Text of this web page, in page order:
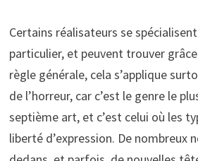
Certains réalisateurs se
particulier, et peuvent trouver
règle générale, cela s’applique
de l’horreur, car c’est le genre le
septième art, et c’est celui où les
liberté d’expression. De nombreux